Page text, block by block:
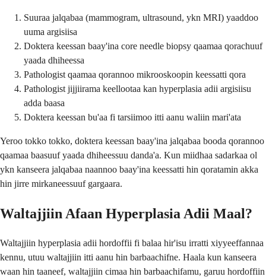
Suuraa jalqabaa (mammogram, ultrasound, ykn MRI) yaaddoo
uuma argisiisa
Doktera keessan baay'ina core needle biopsy qaamaa qorachuuf
yaada dhiheessa
Pathologist qaamaa qorannoo mikrooskoopin keessatti qora
Pathologist jijjiirama keellootaa kan hyperplasia adii argisiisu
adda baasa
Doktera keessan bu'aa fi tarsiimoo itti aanu waliin mari'ata
Yeroo tokko tokko, doktera keessan baay'ina jalqabaa booda qorannoo
qaamaa baasuuf yaada dhiheessuu danda'a. Kun miidhaa sadarkaa ol
ykn kanseera jalqabaa naannoo baay'ina keessatti hin qoratamin akka
hin jirre mirkaneessuuf gargaara.
Waltajjiin Afaan Hyperplasia Adii Maal?
Waltajjiin hyperplasia adii hordoffii fi balaa hir'isu irratti xiyyeeffannaa
kennu, utuu waltajjiin itti aanu hin barbaachifne. Haala kun kanseera
waan hin taaneef, waltajjiin cimaa hin barbaachifamu, garuu hordoffiin